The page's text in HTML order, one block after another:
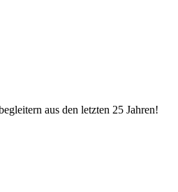
aus den letzten 25 Jahren!